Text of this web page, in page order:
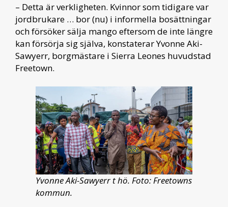
– Detta är verkligheten. Kvinnor som tidigare var
jordbrukare … bor (nu) i informella bosättningar
och försöker sälja mango eftersom de inte längre
kan försörja sig själva, konstaterar Yvonne Aki-
Sawyerr, borgmästare i Sierra Leones huvudstad
Freetown.
Yvonne Aki-Sawyerr t hö. Foto: Freetowns
kommun.